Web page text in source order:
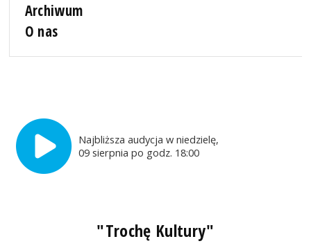
Archiwum
O nas
Najbliższa audycja w niedzielę,
09 sierpnia po godz. 18:00
"Trochę Kultury"